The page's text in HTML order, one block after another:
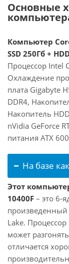
Основные
Компьютер
SSD 250Гб +
Процессор Intel
Охлаждение
плата Gigabyte
DDR4,
Накопитель
nVidia GeForce
питания ATX
На базе
Этот
10400F – это 6-
произведенный
Lake. Процессор
может
отличается